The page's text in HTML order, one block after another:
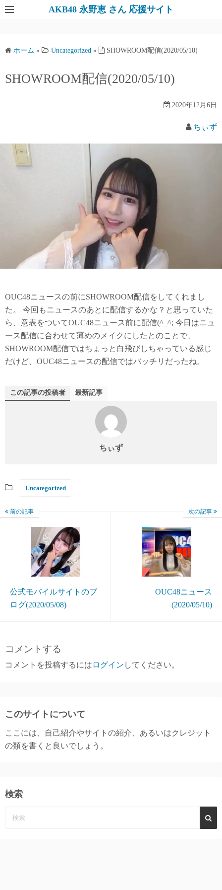
AKB48 永野恵 さん 応援サイト
ホーム » Uncategorized » SHOWROOM配信(2020/05/10)
SHOWROOM配信(2020/05/10)
2020年12月6日
ちぃず
OUC48ニュースの前にSHOWROOM配信をしてくれまし
た。 今回もニュースのあとに配信するかな？と思っていた
ら、意表をついてOUC48ニュース前に配信(^_^; 今日はニュ
ース配信に合わせて薄めのメイクにしたとのことで、
SHOWROOM配信ではちょっと白飛びしちゃっている感じ
だけど、OUC48ニュースの配信ではバッチリだったね。
この記事の投稿者 最新記事
ちぃず
Uncategorized
前の記事
公式モバイルサイトのブ
ログ(2020/05/08)
次の記事
OUC48ニュース
(2020/05/10)
コメントする
コメントを投稿するには ログイン してください。
このサイトについて
ここには、自己紹介やサイトの紹介、あるいはクレジット
の類を書くと良いでしょう。
検索